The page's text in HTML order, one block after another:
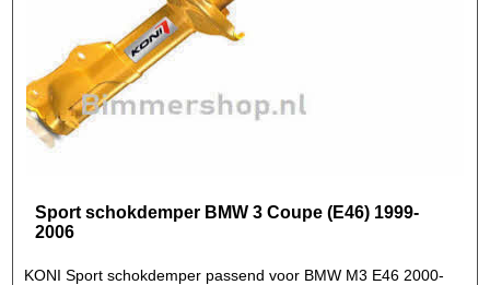
Sport schokdemper BMW 3 Coupe (E46) 1999-
2006
KONI Sport schokdemper passend voor BMW M3 E46 2000-